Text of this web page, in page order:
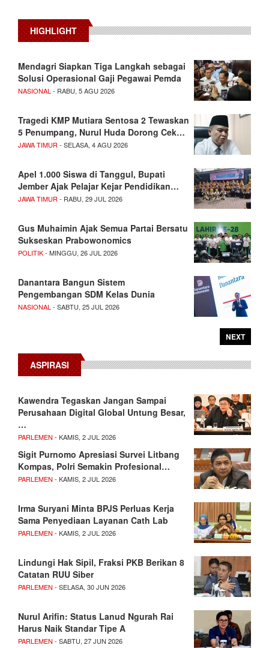
HIGHLIGHT
Mendagri Siapkan Tiga Langkah sebagai
Solusi Operasional Gaji Pegawai Pemda
NASIONAL - RABU, 5 AGU 2026
Tragedi KMP Mutiara Sentosa 2 Tewaskan
5 Penumpang, Nurul Huda Dorong Cek…
JAWA TIMUR - SELASA, 4 AGU 2026
Apel 1.000 Siswa di Tanggul, Bupati
Jember Ajak Pelajar Kejar Pendidikan…
JAWA TIMUR - RABU, 29 JUL 2026
Gus Muhaimin Ajak Semua Partai Bersatu
Sukseskan Prabowonomics
POLITIK- MINGGU, 26 JUL 2026
Danantara Bangun Sistem
Pengembangan SDM Kelas Dunia
NASIONAL - SABTU, 25 JUL 2026
NEXT
ASPIRASI
Kawendra Tegaskan Jangan Sampai
Perusahaan Digital Global Untung Besar,
…
PARLEMEN - KAMIS, 2 JUL 2026
Sigit Purnomo Apresiasi Survei Litbang
Kompas, Polri Semakin Profesional…
PARLEMEN - KAMIS, 2 JUL 2026
Irma Suryani Minta BPJS Perluas Kerja
Sama Penyediaan Layanan Cath Lab
PARLEMEN - KAMIS, 2 JUL 2026
Lindungi Hak Sipil, Fraksi PKB Berikan 8
Catatan RUU Siber
PARLEMEN - SELASA, 30 JUN 2026
Nurul Arifin: Status Lanud Ngurah Rai
Harus Naik Standar Tipe A
PARLEMEN - SABTU, 27 JUN 2026